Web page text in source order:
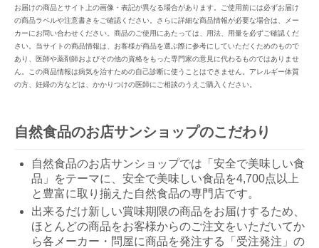
お届けの商品とサイト上の画像・表記が異なる場合があります。ご使用前には必ずお届け
の商品ラベルや注意書きをご確認ください。さらに詳細な商品情報が必要な場合は、メー
カーにお問い合わせください。商品のご使用にあたっては、用法、用量を必ずご確認くだ
さい。当サイトの商品情報は、お客様が商品を選ぶ際に参考にしていただくためのもので
あり、医師や薬剤師およびその他の資格をもった専門家の意見に代わるものではありませ
ん。この商品情報は病気を治すための自己診断に使うことはできません。アレルギー体質
の方、妊婦の方などは、かかりつけの医師にご相談のうえご購入ください。
自然食品のお店サンショップのこだわり
自然食品のお店サンショップでは「安全で美味しい食
品」をテーマに、安全で美味しい食品を4,700点以上
と豊富に取り揃えた自然食品の専門店です。
出来るだけ新しい賞味期限の商品をお届けするため、
ほとんどの商品をお客様からのご注文をいただいてか
ら各メーカー・問屋に商品を発注する「受注発注」の